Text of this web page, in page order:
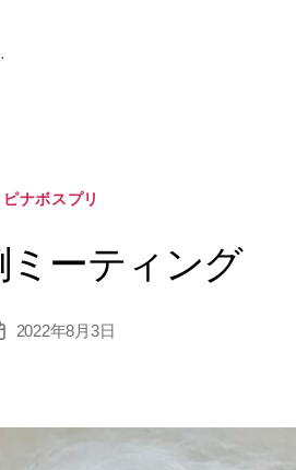
カ
テ
リ
ピナボスプリ
ミーティング
2022年8月3日